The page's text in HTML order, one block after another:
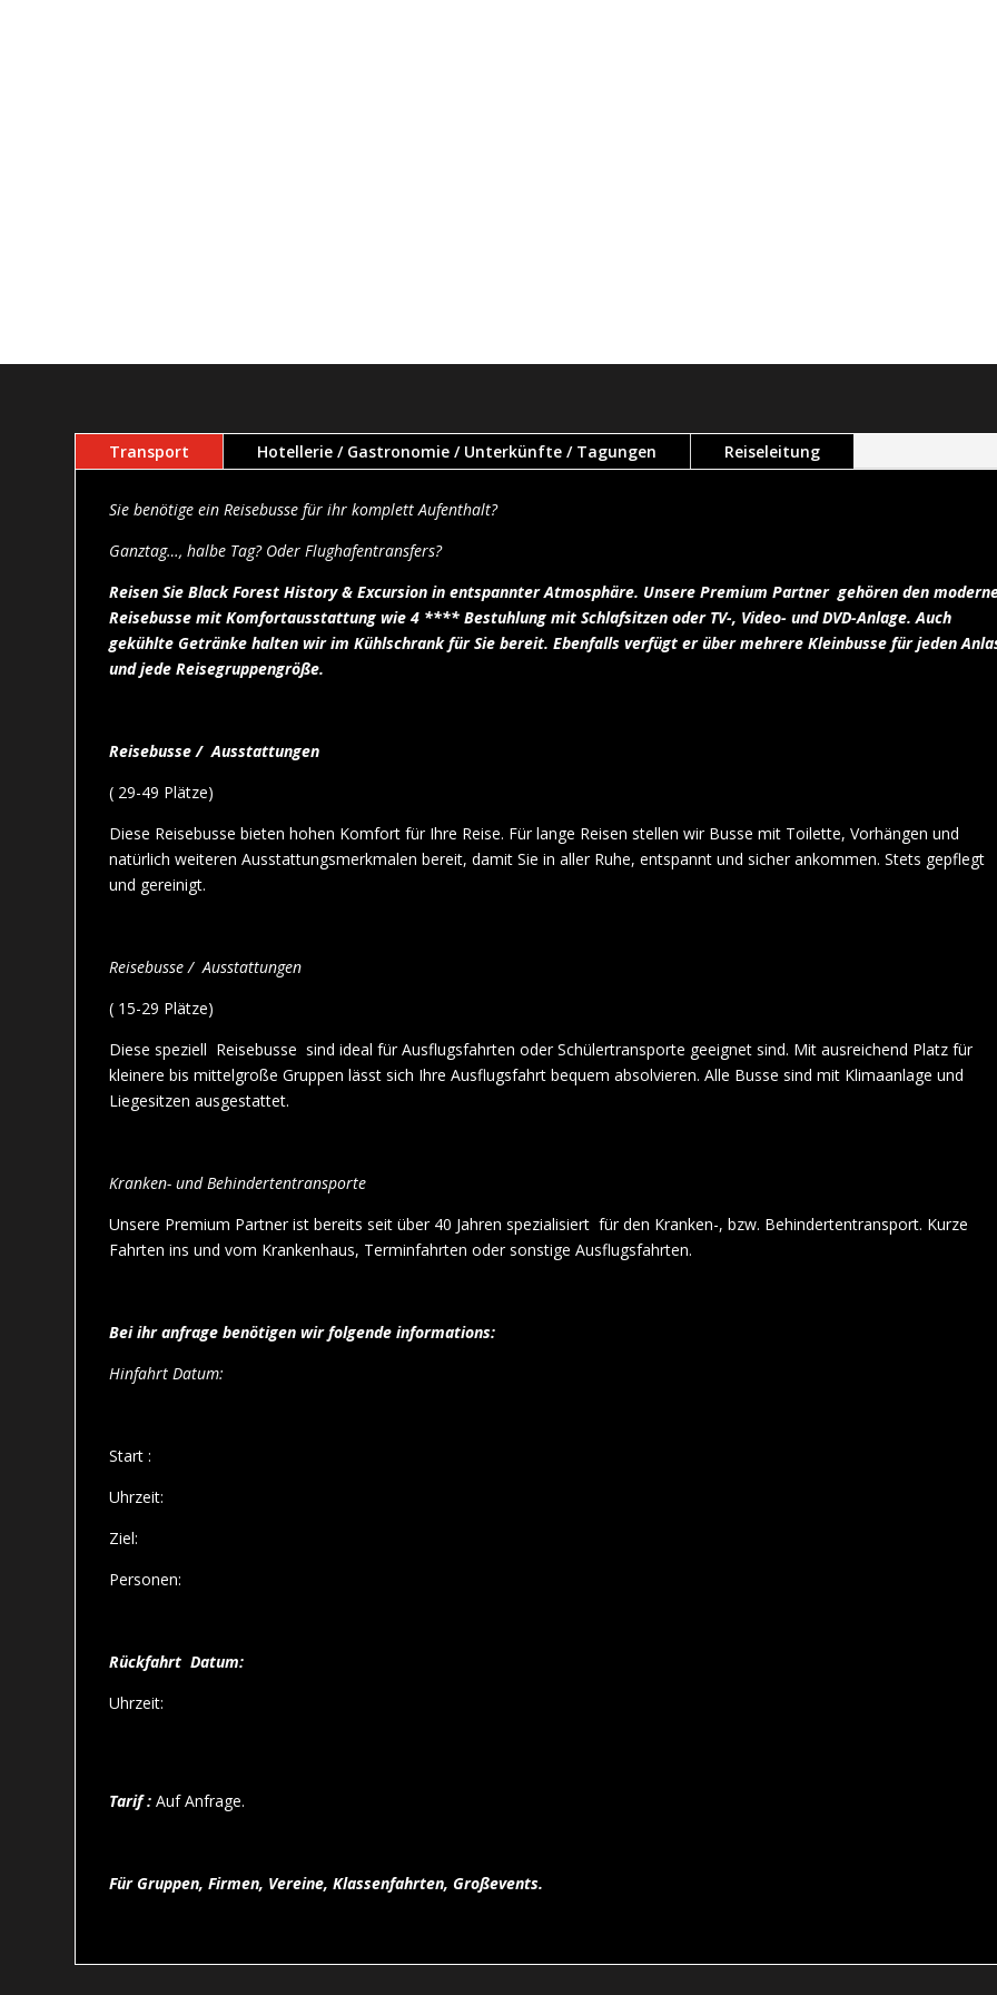
Transport Hotellerie / Gastronomie / Unterkünfte / Tagungen Reiseleitung
Sie benötige ein Reisebusse für ihr komplett Aufenthalt?
Ganztag…, halbe Tag? Oder Flughafentransfers?
Reisen SieBlack Forest History & Excursion in entspannter Atmosphäre. Unsere Premium Partner gehören den
Reisebusse mit Komfortausstattung wie 4 **** Bestuhlung mit Schlafsitzen oder TV-, Video- und DVD-Anlage. Auch
gekühlte Getränke halten wir im Kühlschrank für Sie bereit. Ebenfalls verfügt er über mehrere Kleinbusse für jeden
und jede Reisegruppengröße.
Reisebusse / Ausstattungen
( 29-49 Plätze)
Diese Reisebusse bieten hohen Komfort für Ihre Reise. Für lange Reisen stellen wir Busse mit Toilette, Vorhängen und
natürlich weiteren Ausstattungsmerkmalen bereit, damit Sie in aller Ruhe, entspannt und sicher ankommen. Stets gepflegt
und gereinigt.
Reisebusse / Ausstattungen
( 15-29 Plätze)
Diese speziell Reisebusse sind ideal für Ausflugsfahrten oder Schülertransporte geeignet sind. Mit ausreichend Platz für
kleinere bis mittelgroße Gruppen lässt sich Ihre Ausflugsfahrt bequem absolvieren. Alle Busse sind mit Klimaanlage und
Liegesitzen ausgestattet.
Kranken- und Behindertentransporte
Unsere Premium Partner ist bereits seit über 40 Jahren spezialisiert für den Kranken-, bzw. Behindertentransport. Kurze
Fahrten ins und vom Krankenhaus, Terminfahrten oder sonstige Ausflugsfahrten.
Bei ihr anfrage benötigen wir folgende informations:
Hinfahrt Datum:
Start :
Uhrzeit:
Ziel:
Personen:
Rückfahrt Datum:
Uhrzeit:
Tarif : Auf Anfrage.
Für Gruppen, Firmen, Vereine, Klassenfahrten, Großevents.